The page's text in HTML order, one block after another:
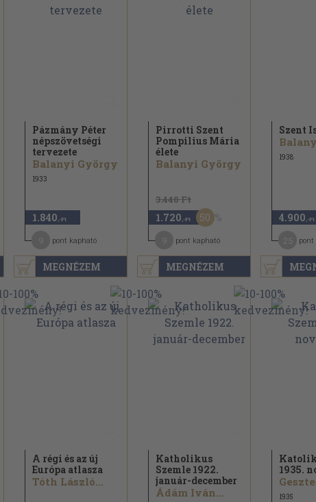
MEGNÉZEM
Pázmány Péter
népszövetségi
tervezete
Balanyi György
1933
1.840 ,-Ft
pont kapható
MEGNÉZEM
Pirrotti Szent
Pompilius Mária
élete
Balanyi György
3.440 Ft
1.720 ,-Ft 50
pont kapható
Szent
1938
4.900 ,-Ft
pont
A régi és az új
Európa atlasza
Tóth László...
Katholikus
Szemle 1922.
január-december
Ádám Iván...
1935.
1935